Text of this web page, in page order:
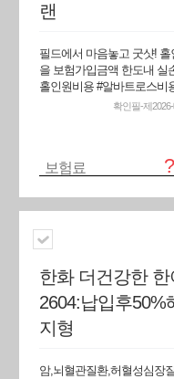
랜
필드에서 마음놓고 굿샷!
을 보험가입금액 한도내 실
홀인원비용 #알바트로스비
확인필-제
보험료
한화 더건강한
2604:납입후50%
지형
암,뇌혈관질환,허혈성심장